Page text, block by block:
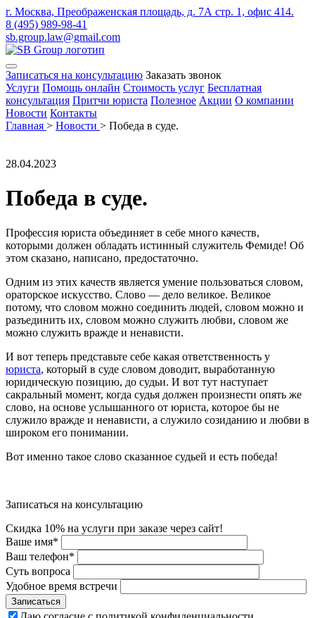
г. Москва, Преображенская площадь, д. 7А стр. 1, офис 414.
8 (495) 989-98-41
sb.group.law@gmail.com
Записаться на консультацию Заказать звонок
Услуги Помощь онлайн Стоимость услуг Бесплатная
консультация Притчи юриста Полезное Акции О компании
Новости Контакты
Главная > Новости > Победа в суде.
28.04.2023
Победа в суде.
Профессия юриста объединяет в себе много качеств,
которыми должен обладать истинный служитель Фемиде! Об
этом сказано, написано, предостаточно.
Одним из этих качеств является умение пользоваться словом,
ораторское искусство. Слово — дело великое. Великое
потому, что словом можно соединить людей, словом можно и
разъединить их, словом можно служить любви, словом же
можно служить вражде и ненависти.
И вот теперь представьте себе какая ответственность у
юриста, который в суде словом доводит, выработанную
юридическую позицию, до судьи. И вот тут наступает
сакральный момент, когда судья должен произнести опять же
слово, на основе услышанного от юриста, которое бы не
служило вражде и ненависти, а служило созиданию и любви в
широком его понимании.
Вот именно такое слово сказанное судьей и есть победа!
Записаться на консультацию
Скидка 10% на услуги при заказе через сайт!
Ваше имя*
Ваш телефон*
Суть вопроса
Удобное время встречи